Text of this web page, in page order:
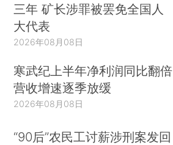
三年 矿长涉罪被罢免全国人
大代表
2026年08月08日
寒武纪上半年净利润同比翻倍
营收增速逐季放缓
2026年08月08日
“90后”农民工讨薪涉刑案发回